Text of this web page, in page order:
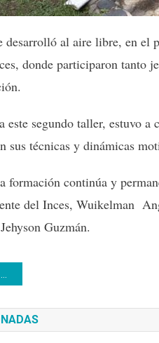
al aire libre, en el
donde participaron tanto
este segundo taller, estuvo
sus técnicas y dinámicas
formación continúa y
del Inces, Wuikelman
Guzmán.